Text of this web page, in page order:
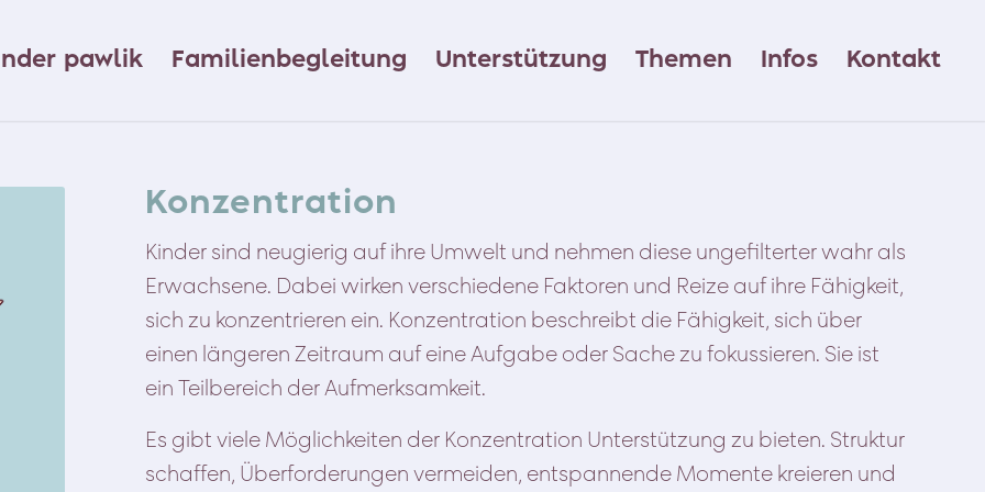
pawlik Familienbegleitung Unterstützung Themen Infos Kontakt
Konzentration
Kinder sind neugierig auf ihre Umwelt und nehmen diese ungefilterter wahr als
Erwachsene. Dabei wirken verschiedene Faktoren und Reize auf ihre Fähigkeit,
sich zu konzentrieren ein. Konzentration beschreibt die Fähigkeit, sich über
einen längeren Zeitraum auf eine Aufgabe oder Sache zu fokussieren. Sie ist
ein Teilbereich der Aufmerksamkeit.
Es gibt viele Möglichkeiten der Konzentration Unterstützung zu bieten. Struktur
schaffen, Überforderungen vermeiden, entspannende Momente kreieren und